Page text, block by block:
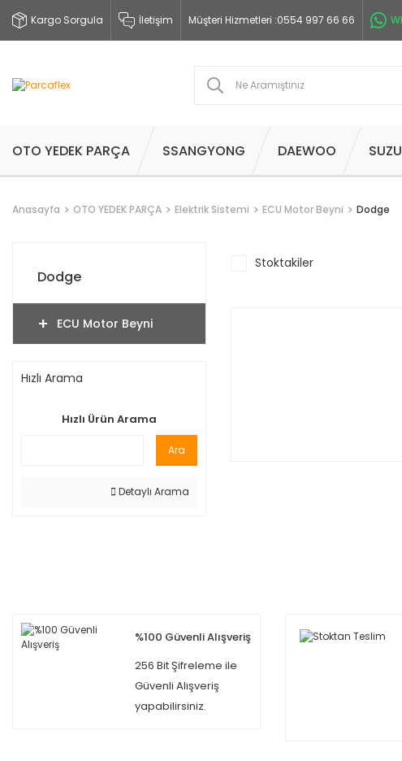
Kargo Sorgula İletişim Müşteri Hizmetleri :0554 997 66 66
OTO YEDEK PARÇA SSANGYONG DAEWOO
Anasayfa OTO YEDEK PARÇA Elektrik Sistemi ECU Motor Beyni Dodge
Dodge
ECU Motor Beyni
Hızlı Arama
Hızlı Ürün Arama
Ara
Detaylı Arama
Stoktakiler
%100 Güvenli Alışveriş
256 Bit Şifreleme ile
Güvenli Alışveriş
yapabilirsiniz.